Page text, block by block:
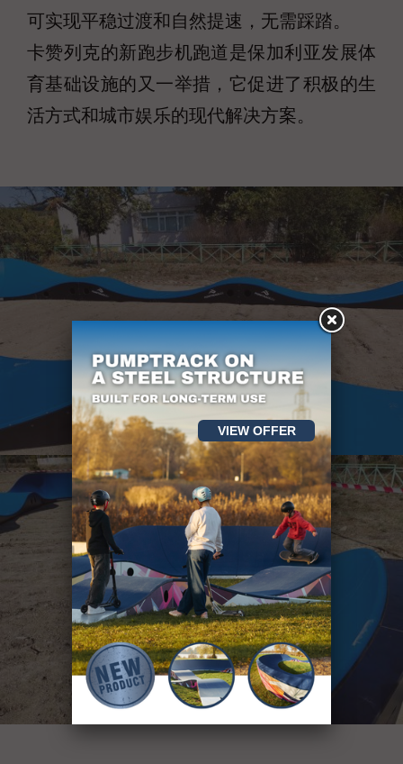
可实现平稳过渡和自然提速，无需踩踏。
卡赞列克的新跑步机跑道是保加利亚发展体
育基础设施的又一举措，它促进了积极的生
活方式和城市娱乐的现代解决方案。
VIEW OFFER